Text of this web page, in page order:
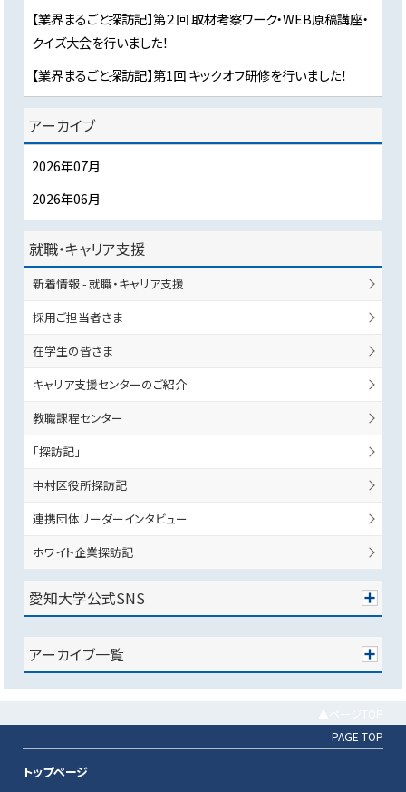
【業界まるごと探訪記】第２回 取材考察ワーク・WEB原稿講座・
クイズ大会を行いました！
【業界まるごと探訪記】第1回 キックオフ研修を行いました！
アーカイブ
2026年07月
2026年06月
就職・キャリア支援
新着情報 - 就職・キャリア支援
採用ご担当者さま
在学生の皆さま
キャリア支援センターのご紹介
教職課程センター
「探訪記」
中村区役所探訪記
連携団体リーダーインタビュー
ホワイト企業探訪記
愛知大学公式SNS
アーカイブ一覧
PAGE TOP
トップページ